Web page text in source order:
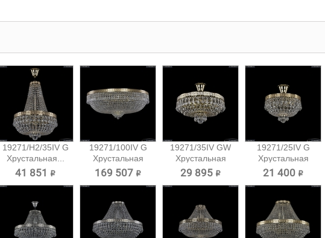
19271/H2/35IV G
Хрустальная...
41 851 ₽
19271/100IV G
Хрустальная
потолочная...
169 507 ₽
19271/35IV GW
Хрустальная
потолочная...
29 895 ₽
19271/25IV G
Хрустальная
потолочная...
21 400 ₽